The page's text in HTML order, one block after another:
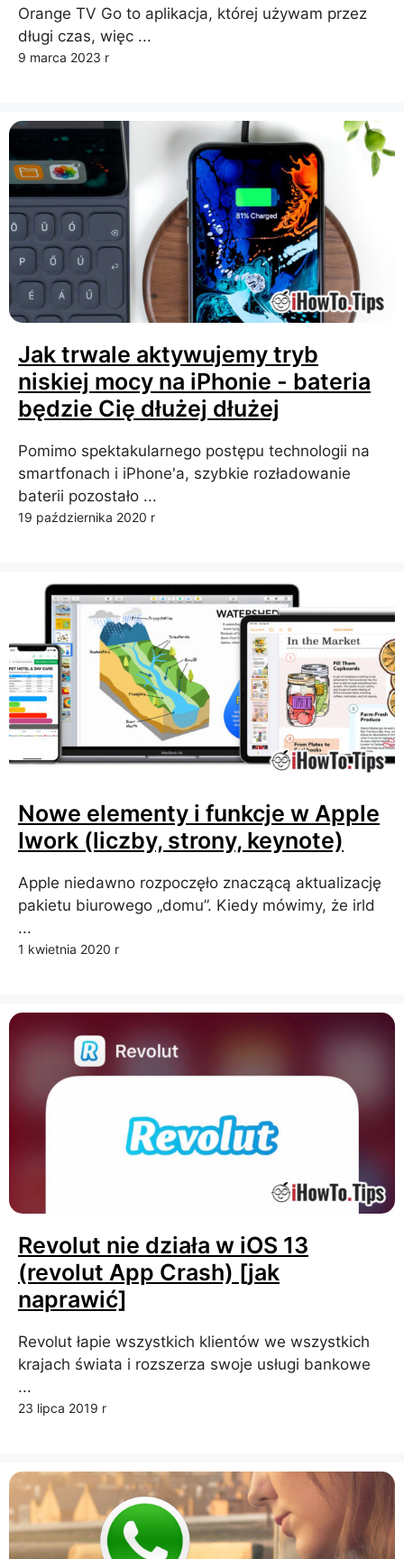
Orange TV Go to aplikacja, której używam przez
długi czas, więc ...
9 marca 2023 r
Jak trwale aktywujemy tryb
niskiej mocy na iPhonie - bateria
będzie Cię dłużej dłużej
Pomimo spektakularnego postępu technologii na
smartfonach i iPhone'a, szybkie rozładowanie
baterii pozostało ...
19 października 2020 r
Nowe elementy i funkcje w Apple
Iwork (liczby, strony, keynote)
Apple niedawno rozpoczęło znaczącą aktualizację
pakietu biurowego „domu”. Kiedy mówimy, że irld
...
1 kwietnia 2020 r
Revolut nie działa w iOS 13
(revolut App Crash) [jak
naprawić]
Revolut łapie wszystkich klientów we wszystkich
krajach świata i rozszerza swoje usługi bankowe
...
23 lipca 2019 r